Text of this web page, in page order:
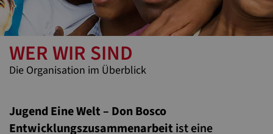
WER WIR SIND
Die Organisation im Überblick
Jugend Eine Welt – Don Bosco
Entwicklungszusammenarbeitist eine